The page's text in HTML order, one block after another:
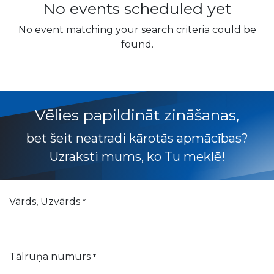
No events scheduled yet
No event matching your search criteria could be
found.
Vēlies papildināt zināšanas,
bet šeit neatradi kārotās apmācības?
Uzraksti mums, ko Tu meklē!
Vārds, Uzvārds *
Tālruņa numurs *